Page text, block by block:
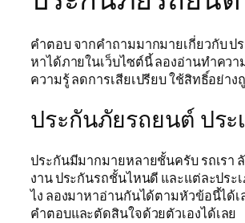
คำตอบ จากคำถามมากมายเกี่ยวกับ ป
หาได้ภายในเว็บไซต์นี้ ลองอ่านทำควา
ความรู้ ลดการเสียเปรียบ ใช้สิทธิ์อย่าง
ประกันภัยรถยนต์ ประ
ประกันมีมากมายหลายชั้นครับ รถเรา
งาน ประกันรถชั้นไหนดี และแต่ละประ
ไง ลองมาหาอ่านกันได้ตามหัวข้อนี้ได้เ
คำตอบและตัดสินใจด้วยตัวเองได้เลย